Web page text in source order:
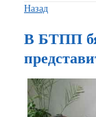
Назад
В БТПП